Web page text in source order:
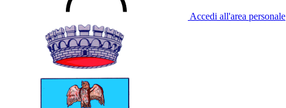
Accedi all'area personale